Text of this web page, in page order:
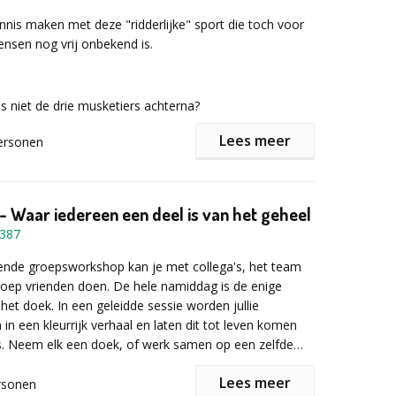
informatie of een vrijbljvende offerte het
in!
maken met deze "ridderlijke" sport die toch voor
nog vrij onbekend is.
niet de drie musketiers achterna?
wordt er een basisuitrusting voorzien: een
Lees meer
Waar iedereen een deel is van het geheel
groepsworkshop kan je met collega's, het team
vrienden doen. De hele namiddag is de enige
doek. In een geleidde sessie worden jullie
een kleurrijk verhaal en laten dit tot leven komen
Neem elk een doek, of werk samen op een zelfde
Lees meer